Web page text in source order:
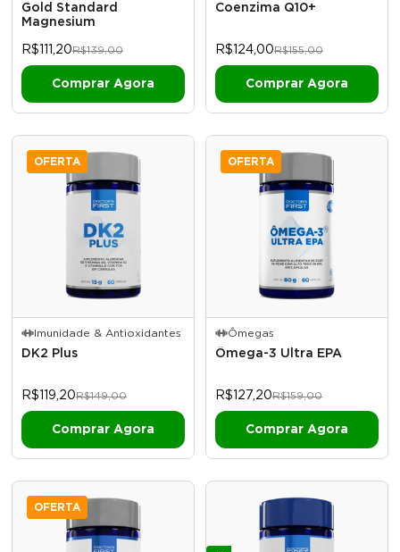
Gold Standard
Magnesium
R$111,20R$139,00
Coenzima Q10+
R$124,00R$155,00
OFERTA
Imunidade & Antioxidantes
DK2 Plus
R$119,20R$149,00
OFERTA
Ômegas
Ômega-3 Ultra EPA
R$127,20R$159,00
OFERTA